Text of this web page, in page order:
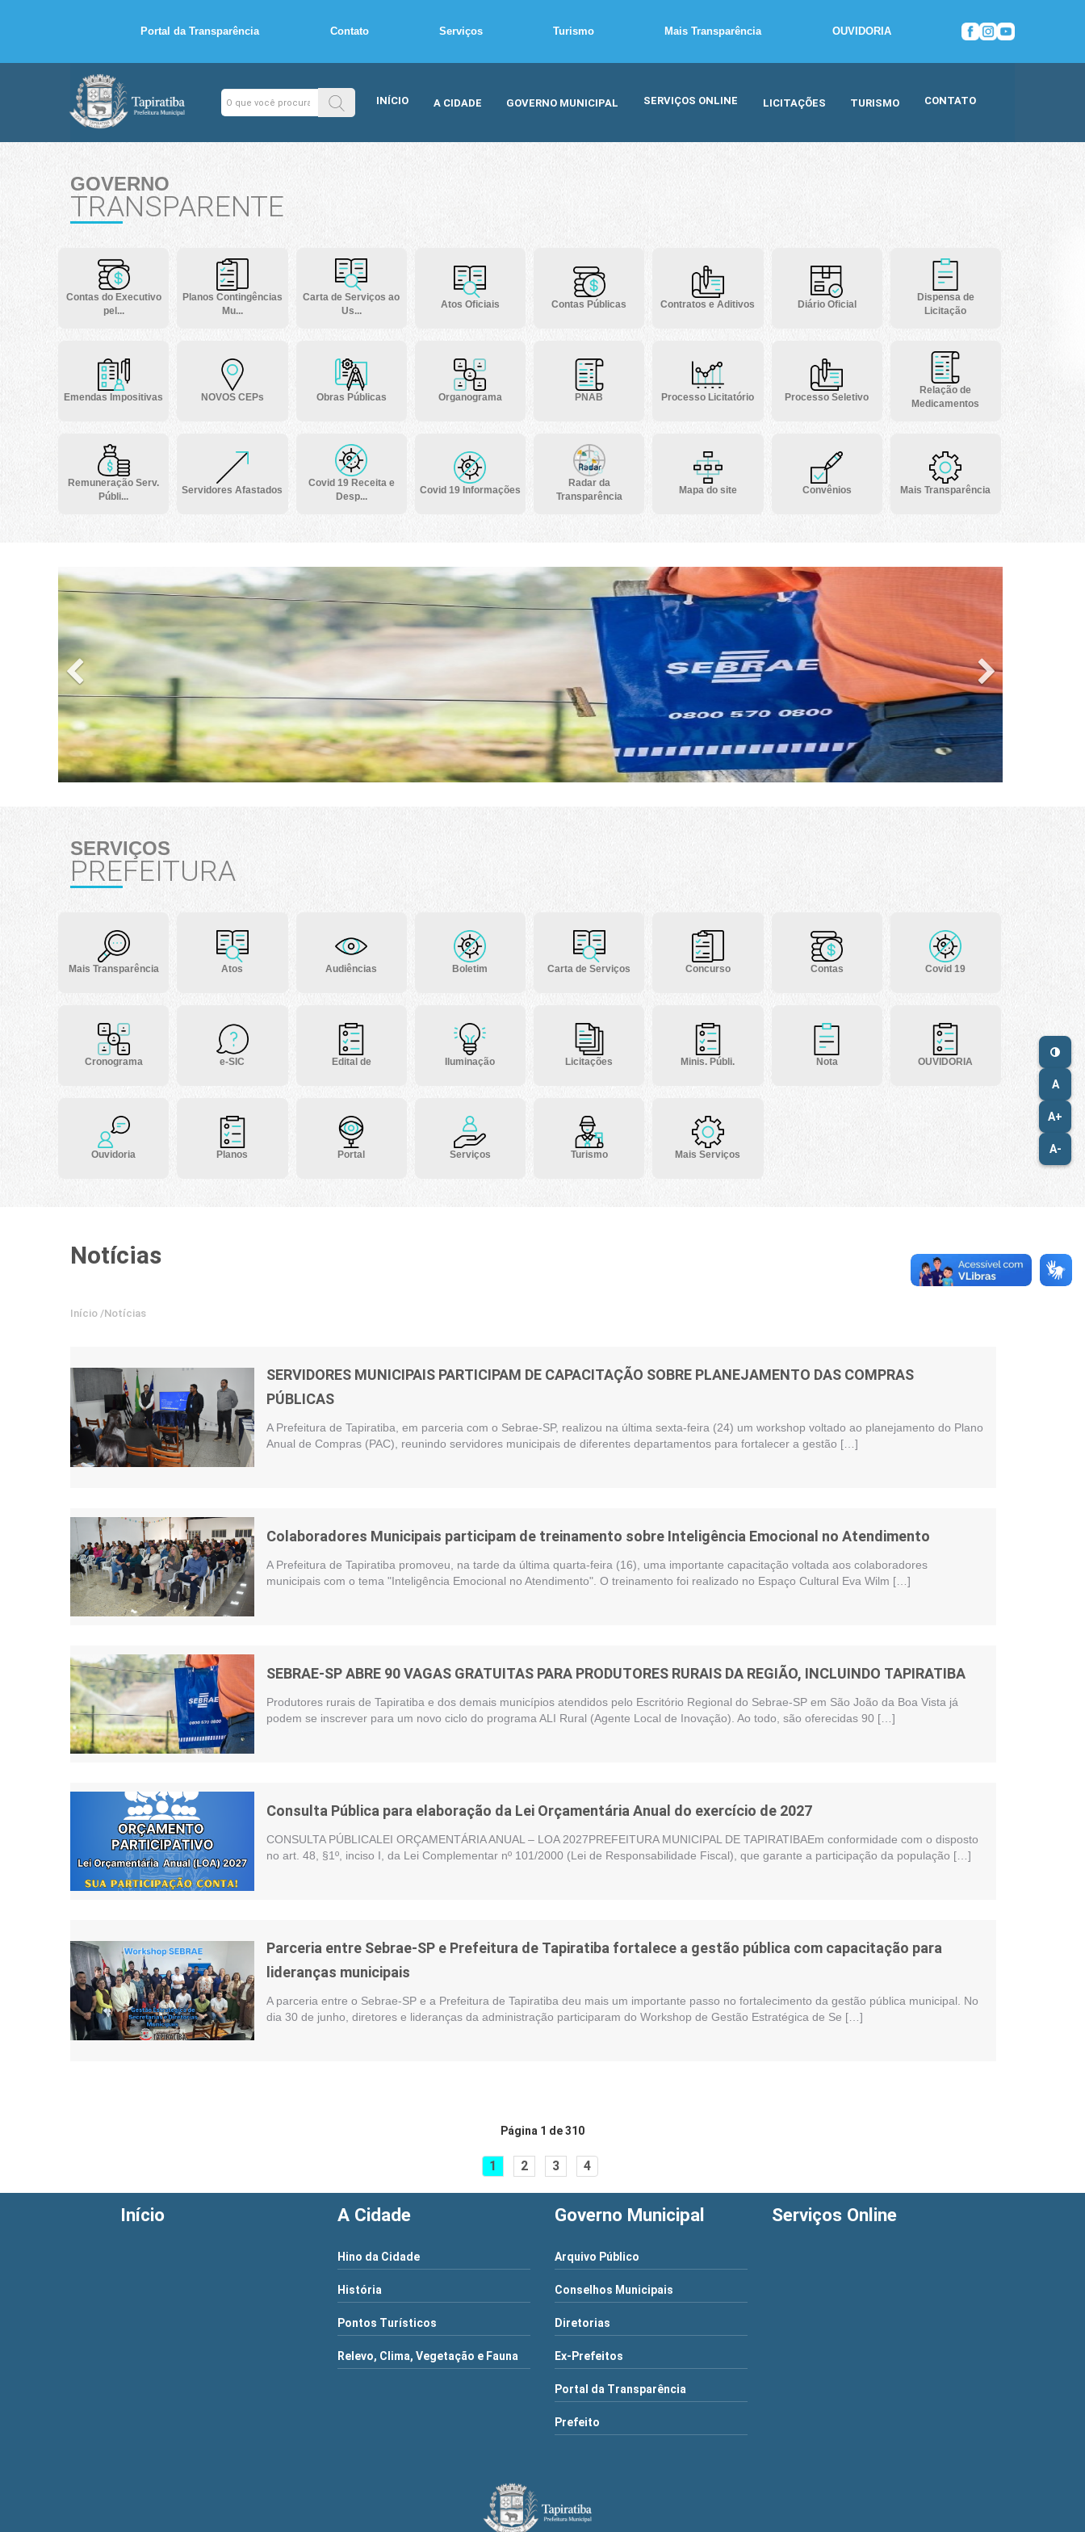
Portal da Transparência Contato Serviços Turismo Mais Transparência OUVIDORIA
INÍCIO A CIDADE GOVERNO MUNICIPAL SERVIÇOS ONLINE LICITAÇÕES TURISMO CONTATO
A
A+
A-
GOVERNO
TRANSPARENTE
Contas do Executivo
pel...
Planos Contingências
Mu...
Carta de Serviços ao
Us...
Atos Oficiais Contas Públicas Contratos e Aditivos Diário Oficial
Dispensa de
Licitação
Emendas Impositivas NOVOS CEPs Obras Públicas Organograma PNAB Processo Licitatório Processo Seletivo
Relação de
Medicamentos
Remuneração Serv.
Públi...
Servidores Afastados
Covid 19 Receita e
Desp...
Covid 19 Informações
Radar da
Transparência
Mapa do site Convênios Mais Transparência
Previous Next
SERVIÇOS
PREFEITURA
Mais Transparência Atos Audiências Boletim Carta de Serviços Concurso Contas Covid 19
Cronograma e-SIC Edital de Iluminação Licitações Minis. Públi. Nota OUVIDORIA
Ouvidoria Planos Portal Serviços Turismo Mais Serviços
Notícias
Início /Notícias
SERVIDORES MUNICIPAIS PARTICIPAM DE CAPACITAÇÃO SOBRE PLANEJAMENTO DAS COMPRAS
PÚBLICAS
A Prefeitura de Tapiratiba, em parceria com o Sebrae-SP, realizou na última sexta-feira (24) um workshop voltado ao planejamento do Plano
Anual de Compras (PAC), reunindo servidores municipais de diferentes departamentos para fortalecer a gestão […]
Colaboradores Municipais participam de treinamento sobre Inteligência Emocional no Atendimento
A Prefeitura de Tapiratiba promoveu, na tarde da última quarta-feira (16), uma importante capacitação voltada aos colaboradores
municipais com o tema "Inteligência Emocional no Atendimento". O treinamento foi realizado no Espaço Cultural Eva Wilm […]
SEBRAE-SP ABRE 90 VAGAS GRATUITAS PARA PRODUTORES RURAIS DA REGIÃO, INCLUINDO TAPIRATIBA
Produtores rurais de Tapiratiba e dos demais municípios atendidos pelo Escritório Regional do Sebrae-SP em São João da Boa Vista já
podem se inscrever para um novo ciclo do programa ALI Rural (Agente Local de Inovação). Ao todo, são oferecidas 90 […]
Consulta Pública para elaboração da Lei Orçamentária Anual do exercício de 2027
CONSULTA PÚBLICALEI ORÇAMENTÁRIA ANUAL – LOA 2027PREFEITURA MUNICIPAL DE TAPIRATIBAEm conformidade com o disposto
no art. 48, §1º, inciso I, da Lei Complementar nº 101/2000 (Lei de Responsabilidade Fiscal), que garante a participação da população […]
Parceria entre Sebrae-SP e Prefeitura de Tapiratiba fortalece a gestão pública com capacitação para
lideranças municipais
A parceria entre o Sebrae-SP e a Prefeitura de Tapiratiba deu mais um importante passo no fortalecimento da gestão pública municipal. No
dia 30 de junho, diretores e lideranças da administração participaram do Workshop de Gestão Estratégica de Se […]
Página 1 de 310
1 2 3 4
Início A Cidade
Hino da Cidade
História
Pontos Turísticos
Relevo, Clima, Vegetação e Fauna
Governo Municipal
Arquivo Público
Conselhos Municipais
Diretorias
Ex-Prefeitos
Portal da Transparência
Prefeito
Serviços Online